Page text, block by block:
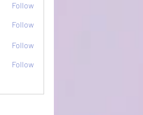
Follow
Follow
Follow
Follow